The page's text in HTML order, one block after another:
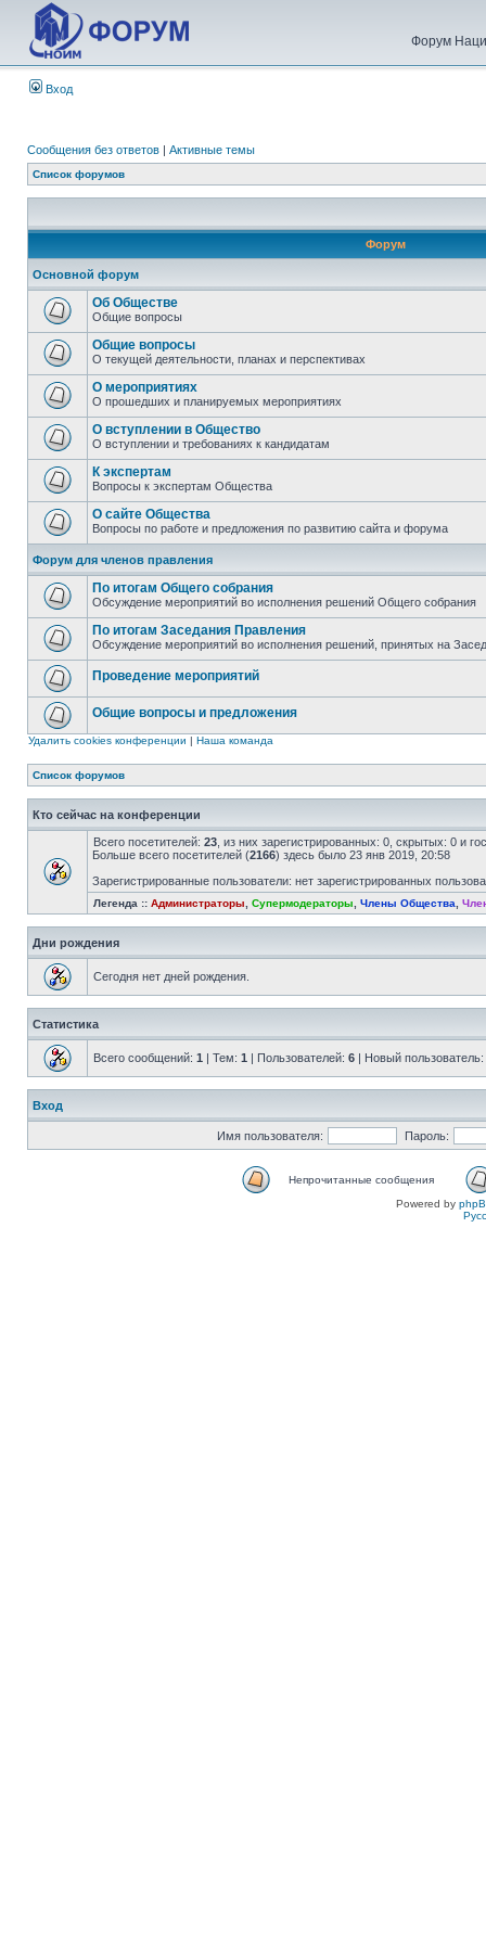
Форум
Вход
Сообщения без ответов | Активные темы
Список форумов
Форум
Основной форум
Об Обществе
Общие вопросы
Общие вопросы
О текущей деятельности, планах и перспективах
О мероприятиях
О прошедших и планируемых мероприятиях
О вступлении в Общество
О вступлении и требованиях к кандидатам
К экспертам
Вопросы к экспертам Общества
О сайте Общества
Вопросы по работе и предложения по развитию сайта и форума
Форум для членов правления
По итогам Общего собрания
Обсуждение мероприятий во исполнения решений Общего собрания
По итогам Заседания Правления
Обсуждение мероприятий во исполнения решений, принятых на
Проведение мероприятий
Общие вопросы и предложения
Удалить cookies конференции | Наша команда
Список форумов
Кто сейчас на конференции
Всего посетителей: 23 , из них зарегистрированных: 0, скрытых: 0 и
Больше всего посетителей (2166) здесь было 23 янв 2019, 20:58
Зарегистрированные пользователи: нет зарегистрированных
Легенда :: Администраторы Супермодераторы Члены Общества
Дни рождения
Сегодня нет дней рождения.
Статистика
Всего сообщений: 1 | Тем: 1 | Пользователей: 6 | Новый пользователь:
Вход
Имя пользователя: Пароль:
Непрочитанные сообщения
Powered by